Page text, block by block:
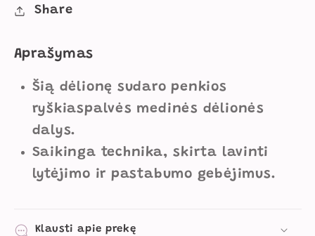
kiekį
Share
Aprašymas
Šią dėlionę sudaro penkios
ryškiaspalvės medinės dėlionės
dalys.
Saikinga technika, skirta lavinti
lytėjimo ir pastabumo gebėjimus.
Klausti apie prekę